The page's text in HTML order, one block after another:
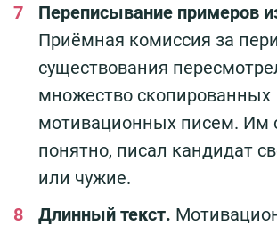
Переписывание примеров
Приёмная комиссия за
существования
множество скопированных
мотивационных писем. Им
понятно, писал кандидат
или чужие.
Длинный текст.